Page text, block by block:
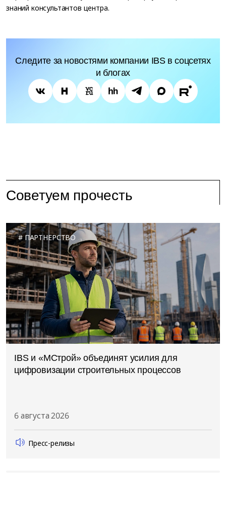
знаний консультантов центра.
Следите за новостями компании IBS в соцсетях
и блогах
Советуем прочесть
ПАРТНЕРСТВО
IBS и «МСтрой» объединят усилия для
цифровизации строительных процессов
6 августа 2026
Пресс-релизы